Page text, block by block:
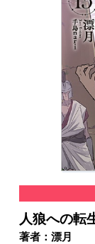
会社情報
スクウェア・エニッ
人狼への転
著者：漂月